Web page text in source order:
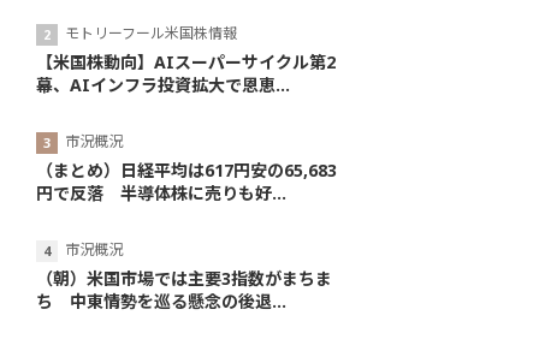
モトリーフール米国株情報
【米国株動向】AIスーパーサイクル第2
幕、AIインフラ投資拡大で恩恵...
市況概況
（まとめ）日経平均は617円安の65,683
円で反落 半導体株に売りも好...
市況概況
（朝）米国市場では主要3指数がまちま
ち 中東情勢を巡る懸念の後退...